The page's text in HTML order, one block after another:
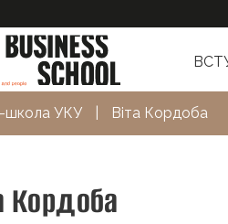
школа УКУ Віта Кордоба
Кордоба